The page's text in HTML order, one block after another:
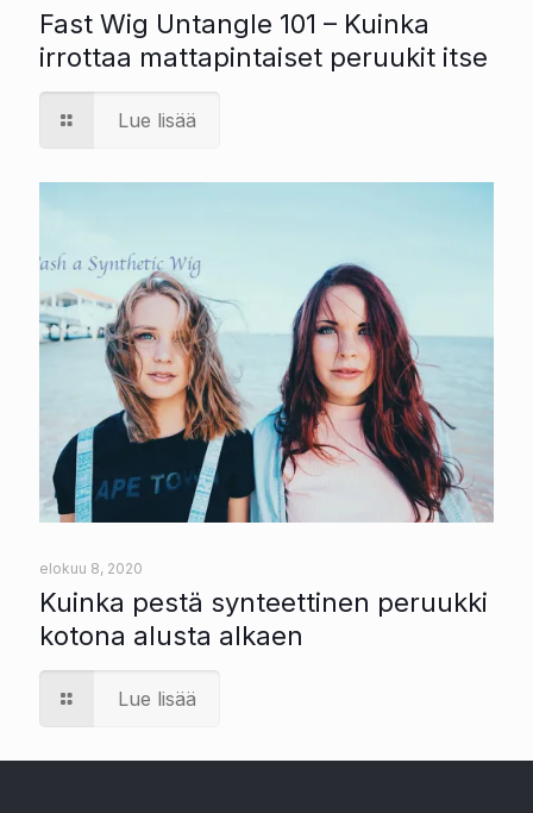
Fast Wig Untangle 101 – Kuinka
irrottaa mattapintaiset peruukit itse
Lue lisää
elokuu 8, 2020
Kuinka pestä synteettinen peruukki
kotona alusta alkaen
Lue lisää